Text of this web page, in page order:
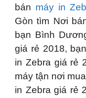
bán máy in
Gòn tìm Nơi
bạn Bình
giá rẻ 2018,
in Zebra giá rẻ
máy tận nơi
in Zebra giá rẻ